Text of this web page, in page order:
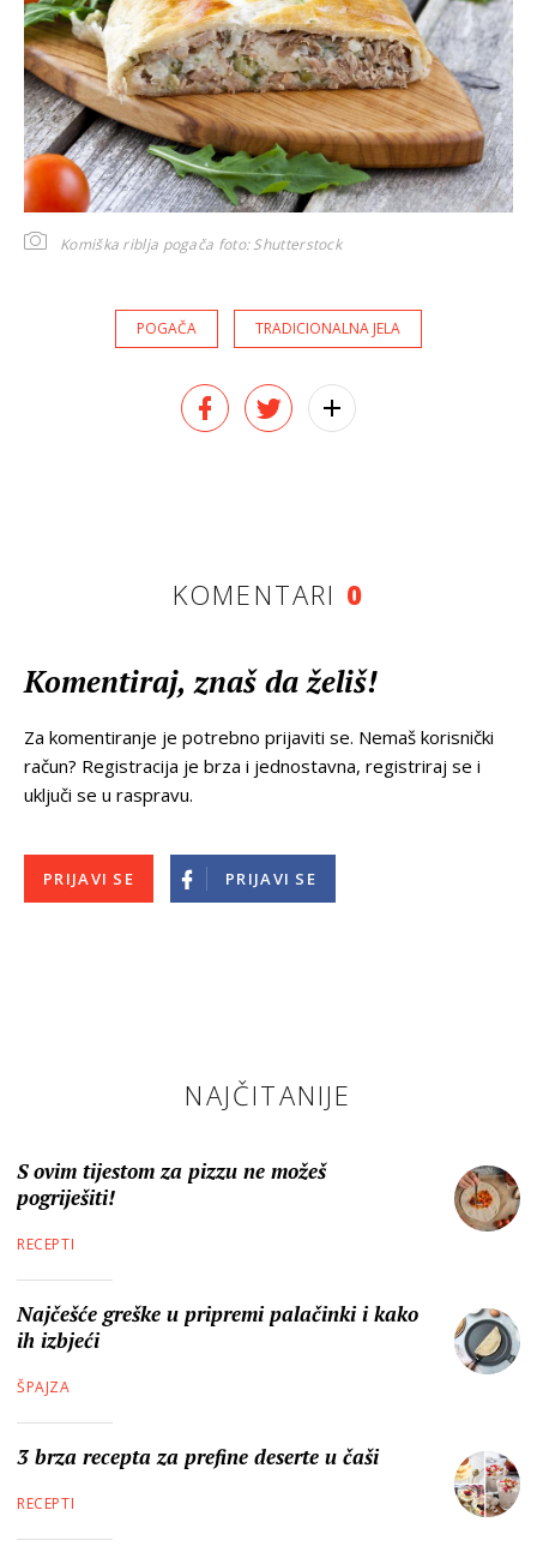
Komiška riblja pogača foto: Shutterstock
POGAČA TRADICIONALNA JELA
KOMENTARI 0
Komentiraj, znaš da želiš!
Za komentiranje je potrebno prijaviti se. Nemaš korisnički
račun? Registracija je brza i jednostavna, registriraj se i
uključi se u raspravu.
PRIJAVI SE PRIJAVI SE
NAJČITANIJE
S ovim tijestom za pizzu ne možeš
pogriješiti!
RECEPTI
Najčešće greške u pripremi palačinki i kako
ih izbjeći
ŠPAJZA
3 brza recepta za prefine deserte u čaši
RECEPTI